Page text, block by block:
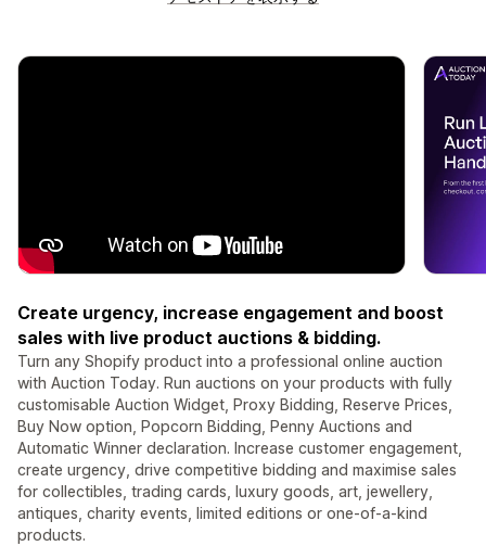
Create urgency, increase engagement and boost
sales with live product auctions & bidding.
Turn any Shopify product into a professional online auction
with Auction Today. Run auctions on your products with fully
customisable Auction Widget, Proxy Bidding, Reserve Prices,
Buy Now option, Popcorn Bidding, Penny Auctions and
Automatic Winner declaration. Increase customer engagement,
create urgency, drive competitive bidding and maximise sales
for collectibles, trading cards, luxury goods, art, jewellery,
antiques, charity events, limited editions or one-of-a-kind
products.